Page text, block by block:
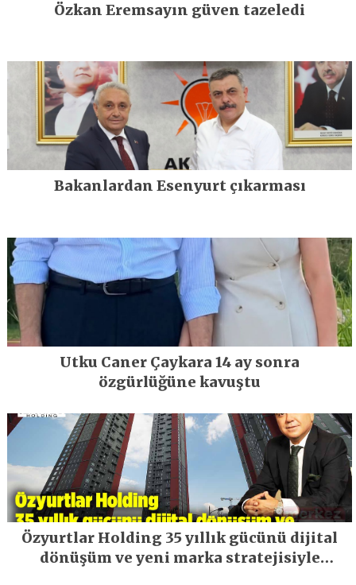
Özkan Eremsayın güven tazeledi
Bakanlardan Esenyurt çıkarması
Utku Caner Çaykara 14 ay sonra
özgürlüğüne kavuştu
Özyurtlar Holding 35 yıllık gücünü dijital
dönüşüm ve yeni marka stratejisiyle